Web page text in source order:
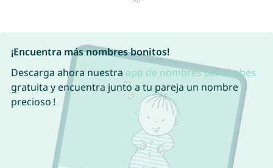
¡Encuentra más nombres bonitos!
Descarga ahora nuestra app de nombres para bebés
gratuita y encuentra junto a tu pareja un nombre
precioso !